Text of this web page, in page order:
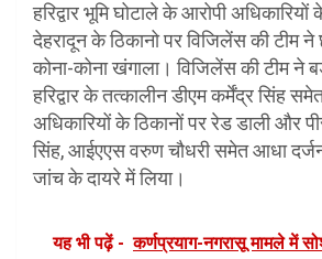
हरिद्वार भूमि घोटाले के आरोपी अधिकारियों
देहरादून के ठिकानो पर विजिलेंस की टीम ने
कोना-कोना खंगाला। विजिलेंस की टीम ने
हरिद्वार के तत्कालीन डीएम कर्मेंद्र सिंह
अधिकारियों के ठिकानों पर रेड डाली और
सिंह, आईएएस वरुण चौधरी समेत आधा
जांच के दायरे में लिया।
यह भी पढ़ें - कर्णप्रयाग-नगरासू मामले में